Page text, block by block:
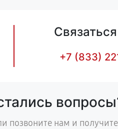
+7 (833)
позвоните нам и